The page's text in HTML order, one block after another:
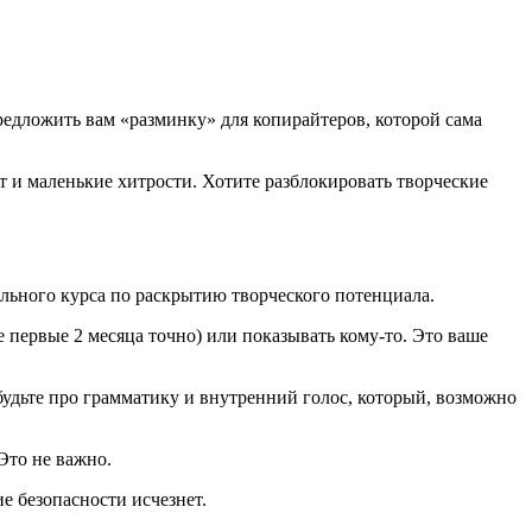
вам «разминку» для копирайтеров, которой сама
маленькие хитрости. Хотите разблокировать творческие
курса по раскрытию творческого потенциала.
2 месяца точно) или показывать кому-то. Это ваше
про грамматику и внутренний голос, который, возможно
не важно.
исчезнет.